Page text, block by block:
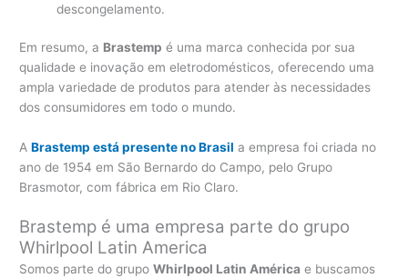
descongelamento.
Em resumo, a Brastemp é uma marca conhecida por sua
qualidade e inovação em eletrodomésticos, oferecendo uma
ampla variedade de produtos para atender às necessidades
dos consumidores em todo o mundo.
ABrastemp está presente no Brasil a empresa foi criada no
ano de 1954 em São Bernardo do Campo, pelo Grupo
Brasmotor, com fábrica em Rio Claro.
Brastemp é uma empresa parte do grupo
Whirlpool Latin America
Somos parte do grupoWhirlpool Latin América e buscamos